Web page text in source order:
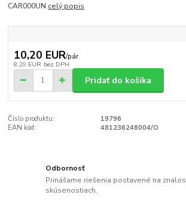
CAR000UN celý popis
10,20 EUR/pár
8,29 EUR bez DPH
Pridať do košíka
Číslo produktu:
19796
EAN kód:
481236248004/O
Odbornosť
Prinášame riešenia postavené na
skúsenostiach.